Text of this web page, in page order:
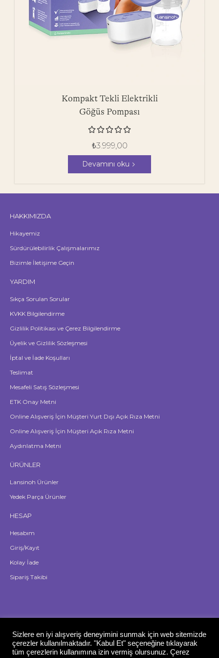
Kompakt Tekli Elektrikli
Göğüs Pompası

₺3.999,00
Devamını oku
HAKKIMIZDA
Hikayemiz
Sürdürülebilirlik Çalışmalarımız
Bizimle İletişime Geçin
YARDIM
Sıkça Sorulan Sorular
KVKK Bilgilendirme
Gizlilik Politikası ve Çerez Bilgilendirme
Üyelik ve Gizlilik Sözleşmesi
İptal ve İade Koşulları
Teslimat
Mesafeli Satış Sözleşmesi
ETK Onay Metni
Online Alışveriş İçin Müşteri Yurt Dışı Açık Rıza Metni
Online Alışveriş İçin Müşteri Açık Rıza Metni
Aydınlatma Metni
ÜRÜNLER
Lansinoh Ürünler
Yedek Parça Ürünler
HESAP
Hesabım
Giriş/Kayıt
Kolay İade
Sipariş Takibi
Sizlere en iyi alışveriş deneyimini sunmak için web sitemizde
çerezler kullanılmaktadır. "Kabul Et" seçeneğine tıklayarak
tüm çerezlerin kullanımına izin vermiş olursunuz. Çerez